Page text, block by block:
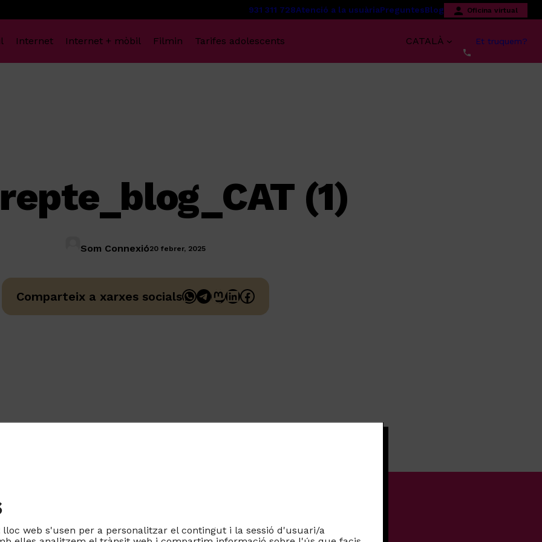
lloc web s'usen per a personalitzar el contingut i la sessió d'usuari/a
931 311 728Atenció a la usuàriaPreguntesBlog Oficina virtual
Internet Internet + mòbil Filmin Tarifes adolescents CATALÀ Et truquem?
(1)
Som Connexió20 febrer, 2025
Comparteix a xarxes socialsWhatsApp
Telegram
Mastodon
LinkedIn
Facebook